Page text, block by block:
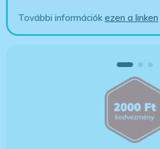
További információkezen a linken